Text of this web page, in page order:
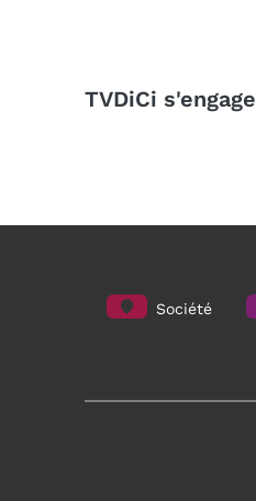
TVDiCi s'engage
Société